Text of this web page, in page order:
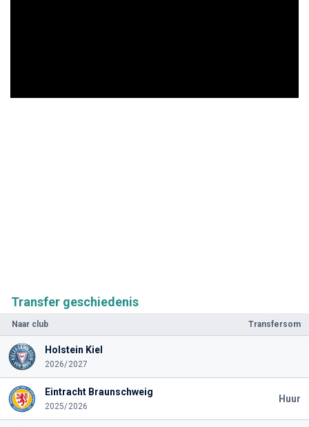
Transfer geschiedenis
Naar club Transfersom
Holstein Kiel
2026/2027
Eintracht Braunschweig
2025/2026
Huur